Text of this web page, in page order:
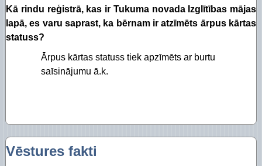
Kā rindu reģistrā, kas ir Tukuma novada Izglītības mājas
lapā, es varu saprast, ka bērnam ir atzīmēts ārpus kārtas
statuss?
Ārpus kārtas statuss tiek apzīmēts ar burtu
saīsinājumu ā.k.
Vēstures fakti